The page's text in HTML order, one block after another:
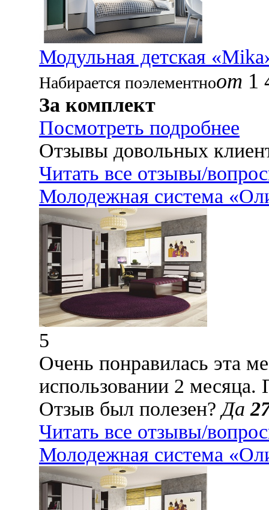
Модульная детская
Набирается поэлементноот 1
За комплект
Посмотреть подробнее
Отзывы довольных
Читать все отзывы/
Молодежная система
5
Очень понравилась эта
использовании 2 месяца.
Отзыв был полезен?Да
Читать все отзывы/
Молодежная система